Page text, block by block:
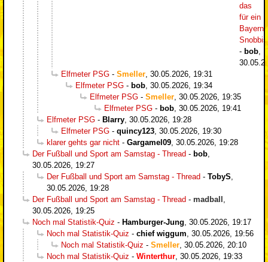
das
für ein
Bayern-
- bob
Elfmeter PSG - Smeller 30.05.2026, 19:31
Elfmeter PSG - bob 30.05.2026, 19:34
Elfmeter PSG - Smeller 30.05.2026, 19:35
Elfmeter PSG - bob 30.05.2026, 19:41
Elfmeter PSG - Blarry 30.05.2026, 19:28
Elfmeter PSG - quincy123 30.05.2026, 19:30
klarer gehts gar nicht - Gargamel09 30.05.2026, 19:28
Der Fußball und Sport am Samstag - Thread - bob
30.05.2026, 19:27
Der Fußball und Sport am Samstag - Thread - TobyS
30.05.2026, 19:28
Der Fußball und Sport am Samstag - Thread - madball
30.05.2026, 19:25
Noch mal Statistik-Quiz - Hamburger-Jung 30.05.2026, 19:17
Noch mal Statistik-Quiz - chief wiggum 30.05.2026, 19:56
Noch mal Statistik-Quiz - Smeller 30.05.2026, 20:10
Noch mal Statistik-Quiz - Winterthur 30.05.2026, 19:33